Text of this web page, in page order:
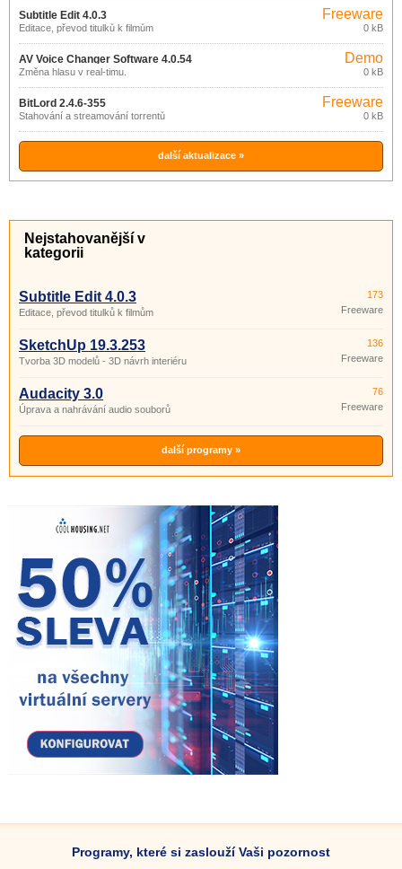
Subtitle Edit 4.0.3
Editace, převod titulků k filmům
Freeware
0 kB
AV Voice Changer Software 4.0.54
Změna hlasu v real-timu.
Demo
0 kB
BitLord 2.4.6-355
Stahování a streamování torrentů
Freeware
0 kB
další aktualizace »
Nejstahovanější v
kategorii
Subtitle Edit 4.0.3
Editace, převod titulků k filmům
173
Freeware
SketchUp 19.3.253
Tvorba 3D modelů - 3D návrh interiéru
136
Freeware
Audacity 3.0
Úprava a nahrávání audio souborů
76
Freeware
další programy »
Programy, které si zaslouží Vaši pozornost